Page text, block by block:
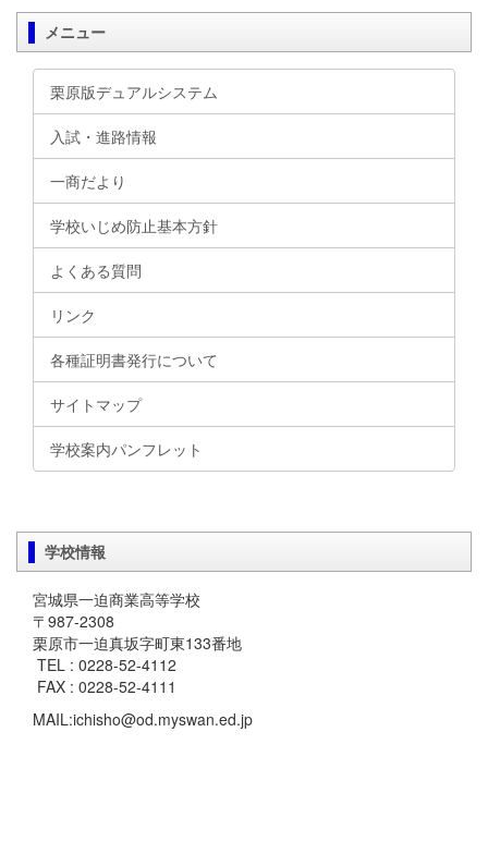
メニュー
栗原版デュアルシステム
入試・進路情報
一商だより
学校いじめ防止基本方針
よくある質問
リンク
各種証明書発行について
サイトマップ
学校案内パンフレット
学校情報
宮城県一迫商業高等学校
〒987-2308
栗原市一迫真坂字町東133番地
TEL : 0228-52-4112
FAX : 0228-52-4111
MAIL:ichisho@od.myswan.ed.jp